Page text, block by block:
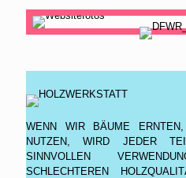
WENN WIR BÄUME
NUTZEN, WIRD JEDER
SINNVOLLEN
SCHLECHTEREN